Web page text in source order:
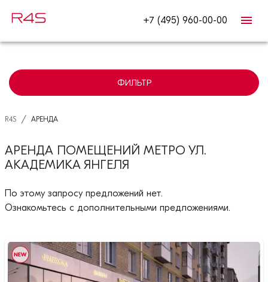
+7 (495) 960-00-00
ФИЛЬТР
R4S / АРЕНДА
АРЕНДА ПОМЕЩЕНИЙ МЕТРО УЛ.
АКАДЕМИКА ЯНГЕЛЯ
По этому запросу предложений нет.
Ознакомьтесь с дополнительными предложениями.